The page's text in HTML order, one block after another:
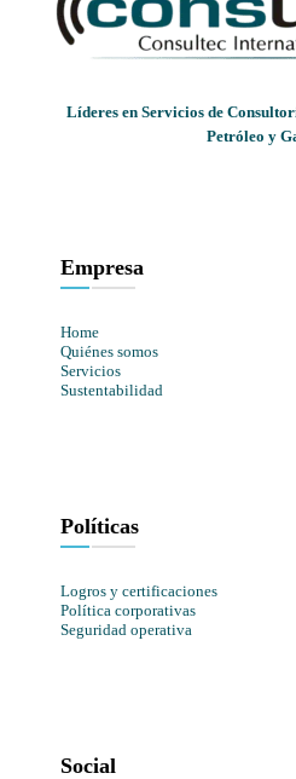
Líderes en Servicios de
Petróleo y
Empresa
Home
Quiénes somos
Servicios
Sustentabilidad
Políticas
Logros y certificaciones
Política corporativas
Seguridad operativa
Social